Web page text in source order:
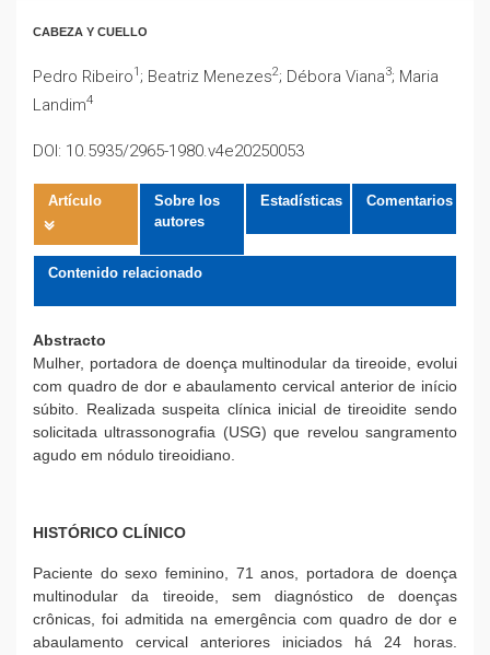
CABEZA Y CUELLO
Pedro Ribeiro1 ; Beatriz Menezes2; Débora Viana3; Maria
Landim4
DOI: 10.5935/2965-1980.v4e20250053
Artículo
Sobre los
autores
Estadísticas Comentarios
Contenido relacionado
Abstracto
Mulher, portadora de doença multinodular da tireoide, evolui
com quadro de dor e abaulamento cervical anterior de início
súbito. Realizada suspeita clínica inicial de tireoidite sendo
solicitada ultrassonografia (USG) que revelou sangramento
agudo em nódulo tireoidiano.
HISTÓRICO CLÍNICO
Paciente do sexo feminino, 71 anos, portadora de doença
multinodular da tireoide, sem diagnóstico de doenças
crônicas, foi admitida na emergência com quadro de dor e
abaulamento cervical anteriores iniciados há 24 horas.